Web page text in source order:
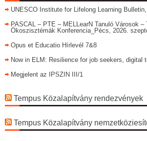
UNESCO Institute for Lifelong Learning
PASCAL – PTE – MELLearN Tanuló Városok –
Ökoszisztémák Konferencia_Pécs, 2026.
Opus et Educatio Hírlevél 7&8
Now in ELM: Resilience for job seekers, digital
Megjelent az IPSZIN III/1
Tempus Közalapítvány rendezvények
Tempus Közalapítvány